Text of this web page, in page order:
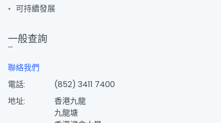
可持續發展
一般查詢
聯絡我們
電話:
(852) 3411 7400
地址:
香港九龍
九龍塘